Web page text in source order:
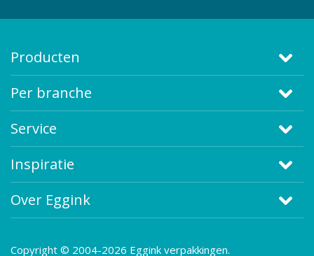
Producten
Per branche
Service
Inspiratie
Over Eggink
Copyright © 2004-2026 Eggink verpakkingen.